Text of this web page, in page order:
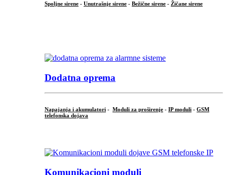
Spoljne sirene - Unutrašnje sirene - Bežične sirene - Žičane sirene
Dodatna oprema
Napajanja i akumulatori - Moduli za proširenje - IP moduli - GSM
telefonska dojava
Komunikacioni moduli